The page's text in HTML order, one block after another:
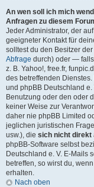
An wen soll ich mich
Anfragen zu diesem
Jeder Administrator, der
geeigneter Kontakt für
solltest du den Besitzer
Abfrage durch) oder —
z. B. Yahoo!, free.fr,
des betreffenden
und phpBB Deutschland e.
Benutzung oder den oder
keiner Weise zur
daher nie phpBB Limited
jeglichen juristischen
usw.), die sich nicht direkt
phpBB-Software selbst
Deutschland e. V. E-Mails
betreffen, so wirst du,
erhalten.
Nach oben